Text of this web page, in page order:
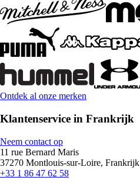
Ontdek al onze merken
Klantenservice in Frankrijk
Neem contact op
11 rue Bernard Maris
37270 Montlouis-sur-Loire, Frankrijk
+33 1 86 47 62 58